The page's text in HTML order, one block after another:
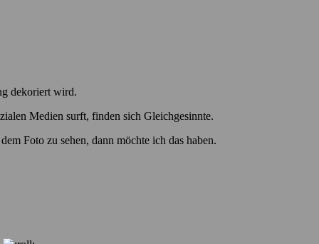
dekoriert wird.
Medien surft, finden sich Gleichgesinnte.
Foto zu sehen, dann möchte ich das haben.